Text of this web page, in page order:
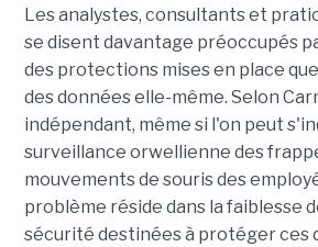
Les analystes, consultants et
se disent davantage préoccupés
des protections mises en place
des données elle-même. Selon
indépendant, même si l'on peut
surveillance orwellienne des
mouvements de souris des
problème réside dans la faiblesse
sécurité destinées à protéger ces